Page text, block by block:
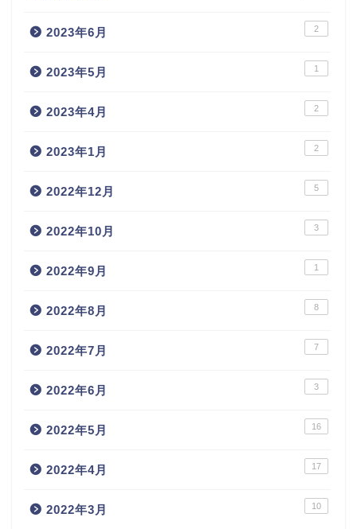
2023年6月 2
2023年5月 1
2023年4月 2
2023年1月 2
2022年12月 5
2022年10月 3
2022年9月 1
2022年8月 8
2022年7月 7
2022年6月 3
2022年5月 16
2022年4月 17
2022年3月 10